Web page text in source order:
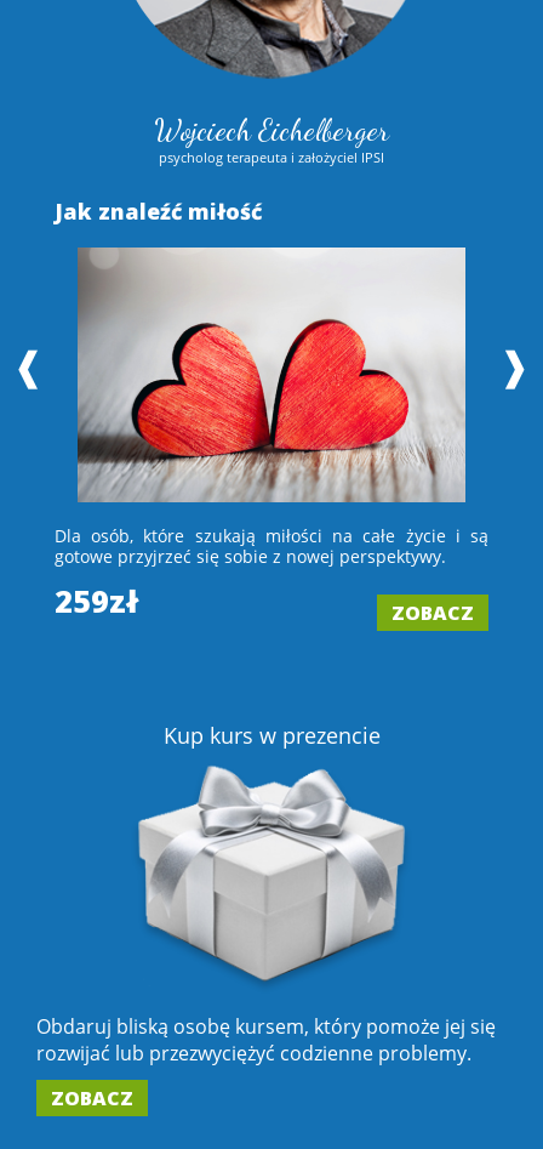
Wojciech Eichelberger
psycholog terapeuta i założyciel IPSI
Jak znaleźć miłość
Dla osób, które szukają miłości na całe życie i są
gotowe przyjrzeć się sobie z nowej perspektywy.
259zł ZOBACZ
❰ ❱
Kup kurs w prezencie
Obdaruj bliską osobę kursem, który pomoże jej się
rozwijać lub przezwyciężyć codzienne problemy.
ZOBACZ